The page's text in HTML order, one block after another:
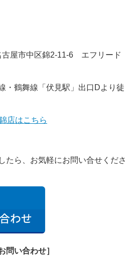
屋市中区錦2-11-6 エフリード
・鶴舞線「伏見駅」出口Dより徒
店はこちら
たら、お気軽にお問い合せくださ
問い合わせ］